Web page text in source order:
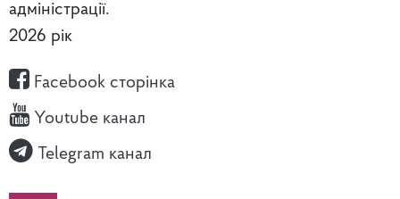
адміністрації.
2026 рік
Facebook сторінка
Youtube канал
Telegram канал